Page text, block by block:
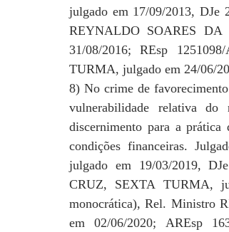
julgado em 17/09/2013, DJe
REYNALDO SOARES DA
31/08/2016; REsp
TURMA, julgado em 24/06/
8) No crime de
vulnerabilidade relativa
discernimento para a
condições financeiras.
julgado em 19/03/2019,
CRUZ, SEXTA TURMA,
monocrática), Rel. Ministro
em 02/06/2020; AREsp